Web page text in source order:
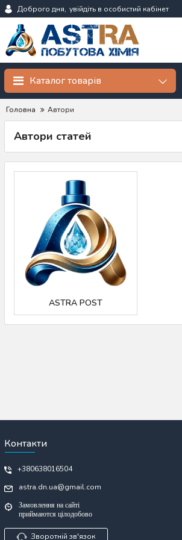
Доброго дня, увійдіть в особистий кабінет
Каталог товарів
Головна Автори
Автори статей
ASTRA POST
Контакти
+380638016504
astra.dn.ua@gmail.com
Замовлення на сайті
приймаются цілодобово
Зворотній зв'язок